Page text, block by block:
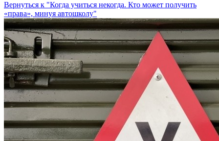
Вернуться к "Когда учиться некогда. Кто может получить
«права», минуя автошколу"